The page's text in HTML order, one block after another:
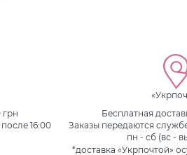
грн
16:00
Бесплатная
Заказы передаются
пн - сб (вс -
*доставка «Укрпочтой»